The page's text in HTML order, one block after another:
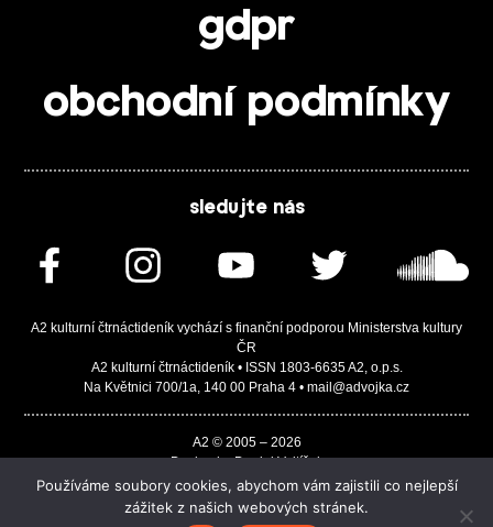
gdpr
obchodní podmínky
sledujte nás
A2 kulturní čtrnáctideník vychází s finanční podporou Ministerstva kultury
ČR
A2 kulturní čtrnáctideník • ISSN 1803-6635 A2, o.p.s.
Na Květnici 700/1a, 140 00 Praha 4 • mail@advojka.cz
A2 © 2005 – 2026
Design by Daniel Vojtíšek
Built by JASA-IT & ChSoft
Používáme soubory cookies, abychom vám zajistili co nejlepší
zážitek z našich webových stránek.